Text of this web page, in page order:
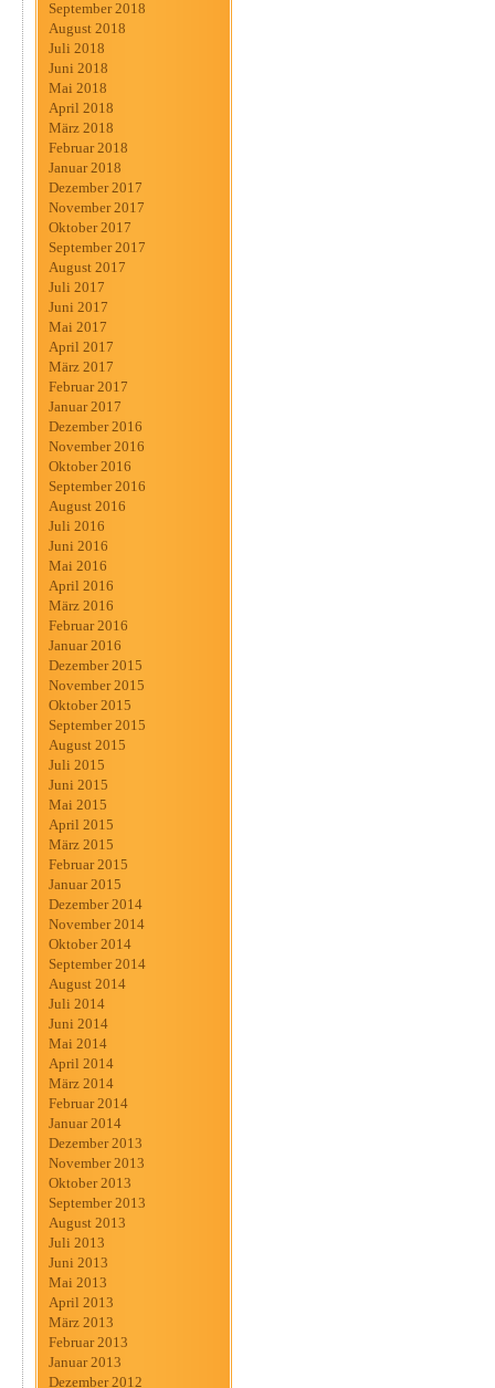
September 2018
August 2018
Juli 2018
Juni 2018
Mai 2018
April 2018
März 2018
Februar 2018
Januar 2018
Dezember 2017
November 2017
Oktober 2017
September 2017
August 2017
Juli 2017
Juni 2017
Mai 2017
April 2017
März 2017
Februar 2017
Januar 2017
Dezember 2016
November 2016
Oktober 2016
September 2016
August 2016
Juli 2016
Juni 2016
Mai 2016
April 2016
März 2016
Februar 2016
Januar 2016
Dezember 2015
November 2015
Oktober 2015
September 2015
August 2015
Juli 2015
Juni 2015
Mai 2015
April 2015
März 2015
Februar 2015
Januar 2015
Dezember 2014
November 2014
Oktober 2014
September 2014
August 2014
Juli 2014
Juni 2014
Mai 2014
April 2014
März 2014
Februar 2014
Januar 2014
Dezember 2013
November 2013
Oktober 2013
September 2013
August 2013
Juli 2013
Juni 2013
Mai 2013
April 2013
März 2013
Februar 2013
Januar 2013
Dezember 2012